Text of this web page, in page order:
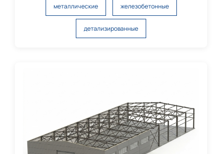
металлические железобетонные
детализированные